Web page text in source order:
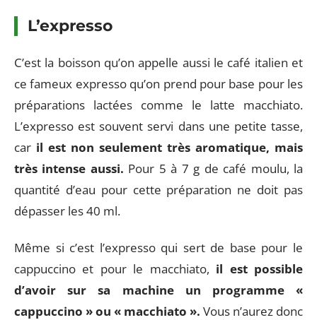
L’expresso
C’est la boisson qu’on appelle aussi le café italien et
ce fameux expresso qu’on prend pour base pour les
préparations lactées comme le latte macchiato.
L’expresso est souvent servi dans une petite tasse,
car il est non seulement très aromatique, mais
très intense aussi. Pour 5 à 7 g de café moulu, la
quantité d’eau pour cette préparation ne doit pas
dépasser les 40 ml.
Même si c’est l’expresso qui sert de base pour le
cappuccino et pour le macchiato, il est possible
d’avoir sur sa machine un programme «
cappuccino » ou « macchiato ». Vous n’aurez donc